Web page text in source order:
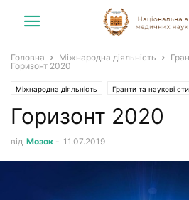
Головна Міжнародна діяльність
Горизонт 2020
Міжнародна діяльність Гранти та наукові
Горизонт 2020
від Мозок - 11.07.2019